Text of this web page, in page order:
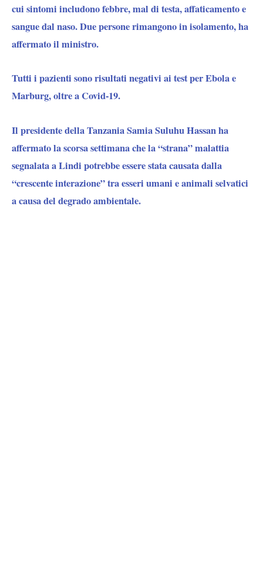
cui sintomi includono febbre, mal di testa, affaticamento e
sangue dal naso. Due persone rimangono in isolamento, ha
affermato il ministro.
Tutti i pazienti sono risultati negativi ai test per Ebola e
Marburg, oltre a Covid-19.
Il presidente della Tanzania Samia Suluhu Hassan ha
affermato la scorsa settimana che la “strana” malattia
segnalata a Lindi potrebbe essere stata causata dalla
“crescente interazione” tra esseri umani e animali selvatici
a causa del degrado ambientale.